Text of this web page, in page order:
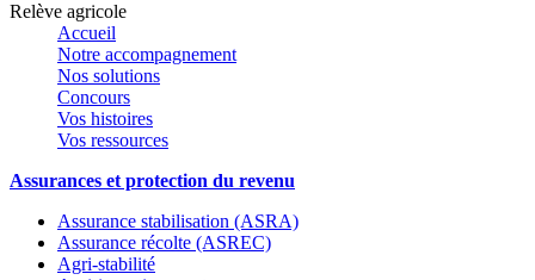
Relève agricole
Accueil
Notre accompagnement
Nos solutions
Concours
Vos histoires
Vos ressources
Assurances et protection du revenu
Assurance stabilisation (ASRA)
Assurance récolte (ASREC)
Agri-stabilité